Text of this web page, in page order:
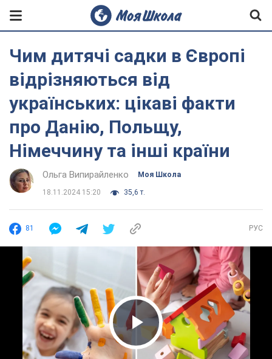
Чим дитячі садки в Європі
відрізняються від
українських: цікаві факти
про Данію, Польщу,
Німеччину та інші країни
Ольга Випирайленко Моя Школа
18.11.2024 15:20 35,6 т.
81 РУС
Play Video